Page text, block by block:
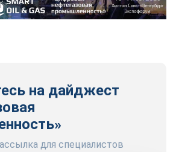
на дайджест
для специалистов